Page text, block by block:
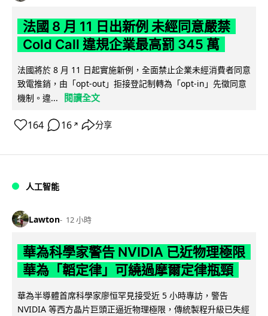
法國 8 月 11 日出新例 未經同意嚴禁
Cold Call 違規企業最高罰 345 萬
法國將於 8 月 11 日起實施新例，全面禁止企業未經消費者同意
致電推銷，由「opt-out」拒接登記制轉為「opt-in」先徵同意
機制。違...
閱讀全文
164 16 ↗ 分享
人工智能
Lawton 12 小時
華為科學家警告 NVIDIA 已近物理極限
華為「韜定律」可繞過摩爾定律瓶頸
華為半導體首席科學家廖恒罕見接受近 5 小時專訪，警告
NVIDIA 等西方晶片巨頭正逼近物理極限，傳統製程升級已失經